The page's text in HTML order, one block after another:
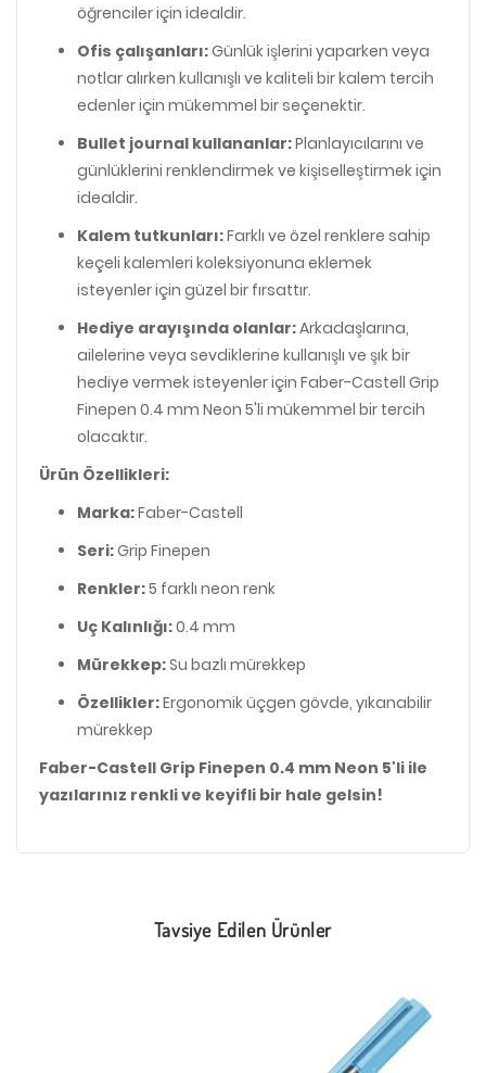
öğrenciler için idealdir.
Ofis çalışanları:Günlük işlerini yaparken veya
notlar alırken kullanışlı ve kaliteli bir kalem tercih
edenler için mükemmel bir seçenektir.
Bullet journal kullananlar:Planlayıcılarını ve
günlüklerini renklendirmek ve kişiselleştirmek için
idealdir.
Kalem tutkunları:Farklı ve özel renklere sahip
keçeli kalemleri koleksiyonuna eklemek
isteyenler için güzel bir fırsattır.
Hediye arayışında olanlar:Arkadaşlarına,
ailelerine veya sevdiklerine kullanışlı ve şık bir
hediye vermek isteyenler için Faber-Castell Grip
Finepen 0.4 mm Neon 5'li mükemmel bir tercih
olacaktır.
Ürün Özellikleri:
Marka:Faber-Castell
Seri:Grip Finepen
Renkler:5 farklı neon renk
Uç Kalınlığı:0.4 mm
Mürekkep:Su bazlı mürekkep
Özellikler:Ergonomik üçgen gövde, yıkanabilir
mürekkep
Faber-Castell Grip Finepen 0.4 mm Neon 5'li ile
yazılarınız renkli ve keyifli bir hale gelsin!
Tavsiye Edilen Ürünler